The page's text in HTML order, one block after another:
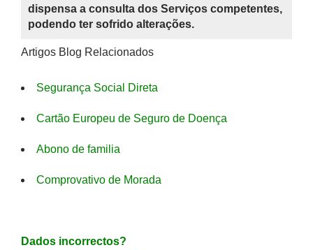
dispensa a consulta dos Serviços competentes,
podendo ter sofrido alterações.
Artigos Blog Relacionados
Segurança Social Direta
Cartão Europeu de Seguro de Doença
Abono de familia
Comprovativo de Morada
Dados incorrectos?